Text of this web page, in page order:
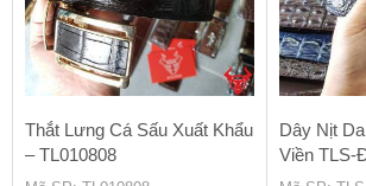
Thắt Lưng Cá Sấu Xuất Khẩu
– TL010808
Dây Nịt
Viền TLS-